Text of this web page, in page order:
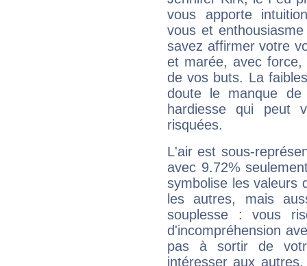
vous apporte
vous et
savez affirmer votre
et marée, avec
de vos buts. La
doute le manque
hardiesse qui peut
risquées.
L'air est sous-
avec 9.72%
symbolise les valeurs
les autres, mais
souplesse : vous
d'incompréhension
pas à sortir de
intéresser aux